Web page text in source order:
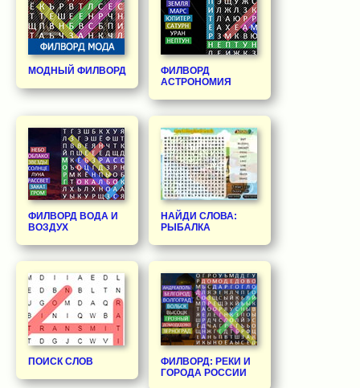
МОДНЫЙ ФИЛВОРД
ФИЛВОРД
АСТРОНОМИЯ
ФИЛВОРД ВОДА И
ВОЗДУХ
НАЙДИ СЛОВА:
РЫБАЛКА
ПОИСК СЛОВ
ФИЛВОРД: РЕКИ И
ГОРОДА РОССИИ